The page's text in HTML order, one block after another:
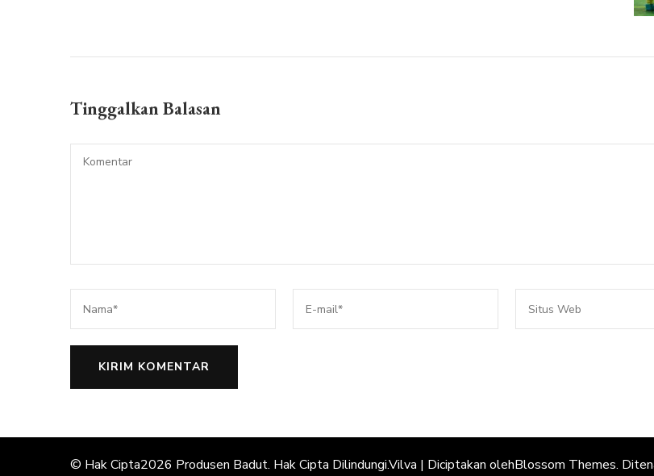
Tinggalkan Balasan
© Hak Cipta2026 Produsen Badut. Hak Cipta Dilindungi.Vilva | Diciptakan olehBlossom Themes.